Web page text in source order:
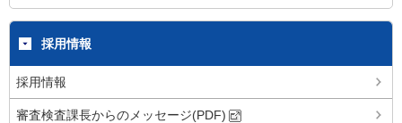
採用情報
採用情報
審査検査課長からのメッセージ(PDF)